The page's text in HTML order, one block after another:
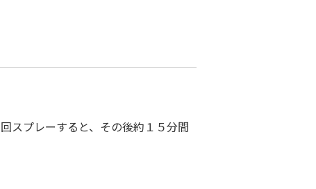
スプレーすると、その後約１５分間